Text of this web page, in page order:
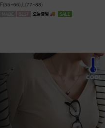
F(55~66),L(77~88)